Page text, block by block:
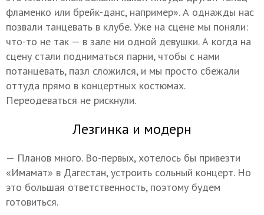
фламенко или брейк-данс, например». А однажды нас
позвали танцевать в клубе. Уже на сцене мы поняли:
что-то не так — в зале ни одной девушки. А когда на
сцену стали подниматься парни, чтобы с нами
потанцевать, пазл сложился, и мы просто сбежали
оттуда прямо в концертных костюмах.
Переодеваться не рискнули.
Лезгинка и модерн
— Планов много. Во-первых, хотелось бы привезти
«Имамат» в Дагестан, устроить сольный концерт. Но
это большая ответственность, поэтому будем
готовиться.